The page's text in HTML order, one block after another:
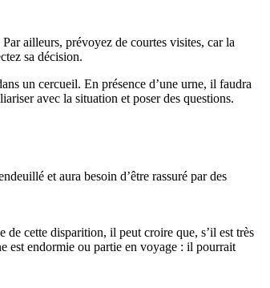
ailleurs, prévoyez de courtes visites, car la
sa décision.
un cercueil. En présence d’une urne, il faudra
avec la situation et poser des questions.
et aura besoin d’être rassuré par des
de cette disparition, il peut croire que, s’il est très
est endormie ou partie en voyage : il pourrait